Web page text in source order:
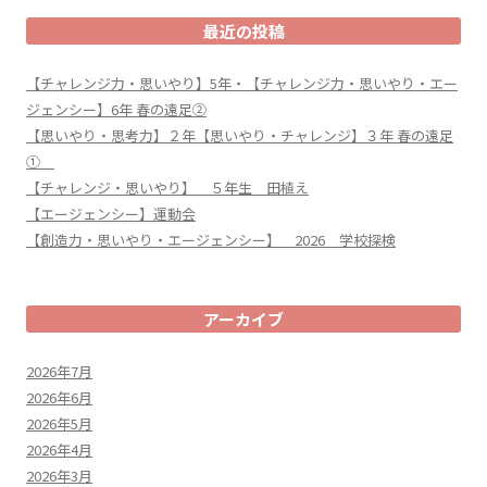
最近の投稿
【チャレンジ力・思いやり】5年・【チャレンジ力・思いやり・エー
ジェンシー】6年 春の遠足②
【思いやり・思考力】２年【思いやり・チャレンジ】３年 春の遠足
①
【チャレンジ・思いやり】 ５年生 田植え
【エージェンシー】運動会
【創造力・思いやり・エージェンシー】 2026 学校探検
アーカイブ
2026年7月
2026年6月
2026年5月
2026年4月
2026年3月